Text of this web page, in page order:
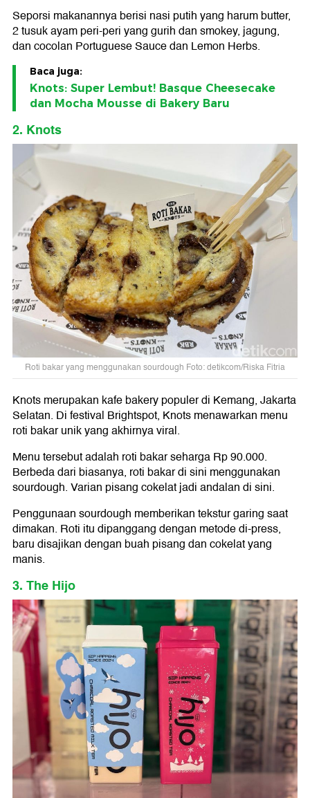
Seporsi makanannya berisi nasi putih yang harum butter,
2 tusuk ayam peri-peri yang gurih dan smokey, jagung,
dan cocolan Portuguese Sauce dan Lemon Herbs.
Baca juga:
Knots: Super Lembut! Basque Cheesecake
dan Mocha Mousse di Bakery Baru
2. Knots
Roti bakar yang menggunakan sourdough Foto: detikcom/Riska Fitria
Knots merupakan kafe bakery populer di Kemang, Jakarta
Selatan. Di festival Brightspot, Knots menawarkan menu
roti bakar unik yang akhirnya viral.
Menu tersebut adalah roti bakar seharga Rp 90.000.
Berbeda dari biasanya, roti bakar di sini menggunakan
sourdough. Varian pisang cokelat jadi andalan di sini.
Penggunaan sourdough memberikan tekstur garing saat
dimakan. Roti itu dipanggang dengan metode di-press,
baru disajikan dengan buah pisang dan cokelat yang
manis.
3. The Hijo